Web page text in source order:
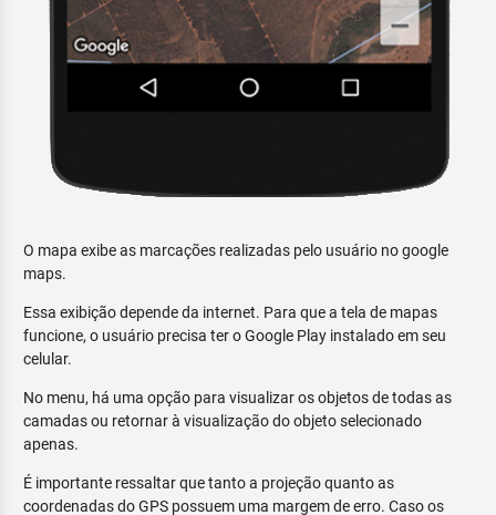
O mapa exibe as marcações realizadas pelo usuário no google
maps.
Essa exibição depende da internet. Para que a tela de mapas
funcione, o usuário precisa ter o Google Play instalado em seu
celular.
No menu, há uma opção para visualizar os objetos de todas as
camadas ou retornar à visualização do objeto selecionado
apenas.
É importante ressaltar que tanto a projeção quanto as
coordenadas do GPS possuem uma margem de erro. Caso os